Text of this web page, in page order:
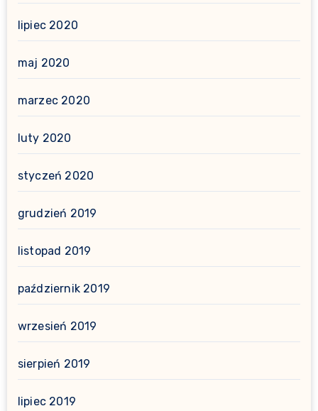
lipiec 2020
maj 2020
marzec 2020
luty 2020
styczeń 2020
grudzień 2019
listopad 2019
październik 2019
wrzesień 2019
sierpień 2019
lipiec 2019